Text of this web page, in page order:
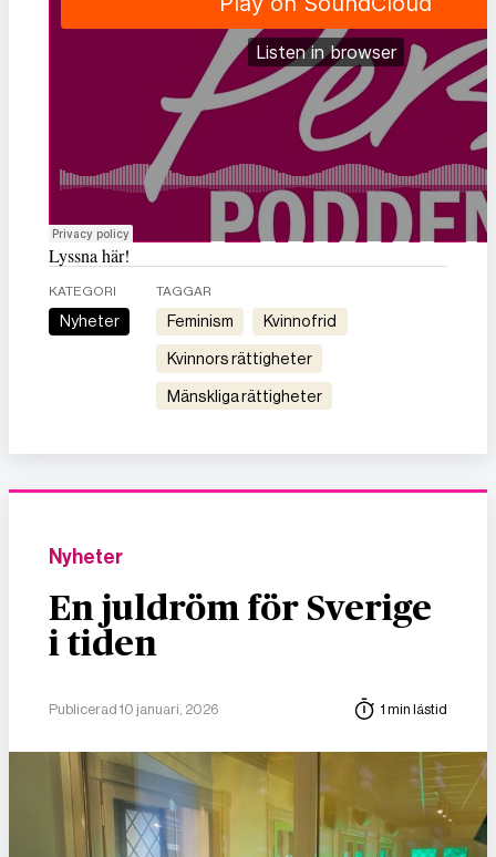
Lyssna här!
KATEGORI
Nyheter
TAGGAR
feminism kvinnofrid
kvinnors rättigheter
mänskliga rättigheter
Nyheter
En juldröm för Sverige
i tiden
Publicerad 10 januari, 2026 1 min lästid